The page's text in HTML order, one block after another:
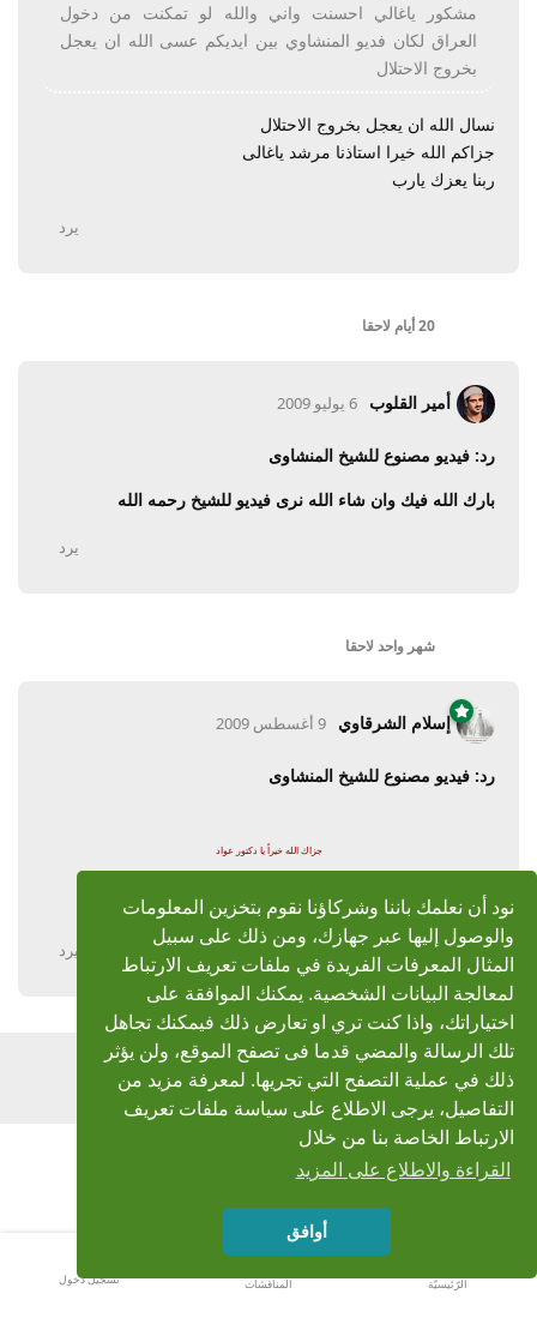
نود أن نعلمك باننا وشركاؤنا نقوم بتخزين المعلومات
والوصول إليها عبر جهازك، ومن ذلك على سبيل
المثال المعرفات الفريدة في ملفات تعريف الارتباط
لمعالجة البيانات الشخصية. يمكنك الموافقة على
اختياراتك، واذا كنت تري او تعارض ذلك فيمكنك تجاهل
تلك الرسالة والمضي قدما فى تصفح الموقع، ولن يؤثر
ذلك في عملية التصفح التي تجريها. لمعرفة مزيد من
التفاصيل، يرجى الاطلاع على سياسة ملفات تعريف
الارتباط الخاصة بنا من خلال
القراءة والاطلاع على المزيد
أوافق
مشكور ياغالي احسنت واني والله لو تمكنت من دخول
العراق لكان فديو المنشاوي بين ايديكم عسى الله ان يعجل
بخروج الاحتلال
نسال الله ان يعجل بخروج الاحتلال
جزاكم الله خيرا استاذنا مرشد ياغالى
ربنا يعزك يارب
يرد
20 أيام لاحقا
أمير القلوب 6 يوليو 2009
رد: فيديو مصنوع للشيخ المنشاوى
بارك الله فيك وان شاء الله نرى فيديو للشيخ رحمه الله
يرد
شهر واحد لاحقا
إسلام الشرقاوي 9 أغسطس 2009
رد: فيديو مصنوع للشيخ المنشاوى
جزاك الله خيراً يا دكتور عواد
يرد
اضف رد
الرّئيسيّة المناقشات تسجيل دخول